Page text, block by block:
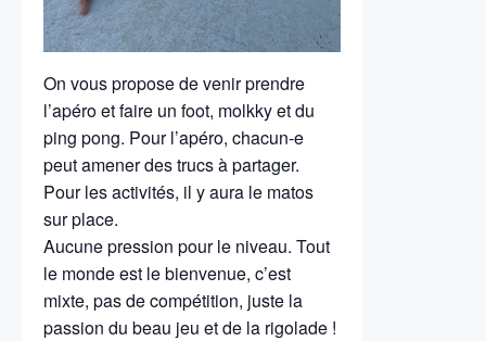
On vous propose de venir prendre
l’apéro et faire un foot, molkky et du
ping pong. Pour l’apéro, chacun-e
peut amener des trucs à partager.
Pour les activités, il y aura le matos
sur place.
Aucune pression pour le niveau. Tout
le monde est le bienvenue, c’est
mixte, pas de compétition, juste la
passion du beau jeu et de la rigolade !